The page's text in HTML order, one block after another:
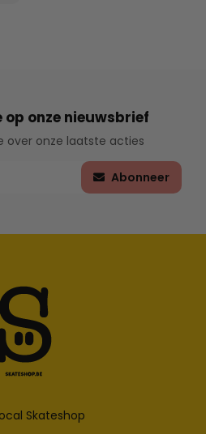
onze nieuwsbrief
over onze laatste acties
Abonneer
Skateshop